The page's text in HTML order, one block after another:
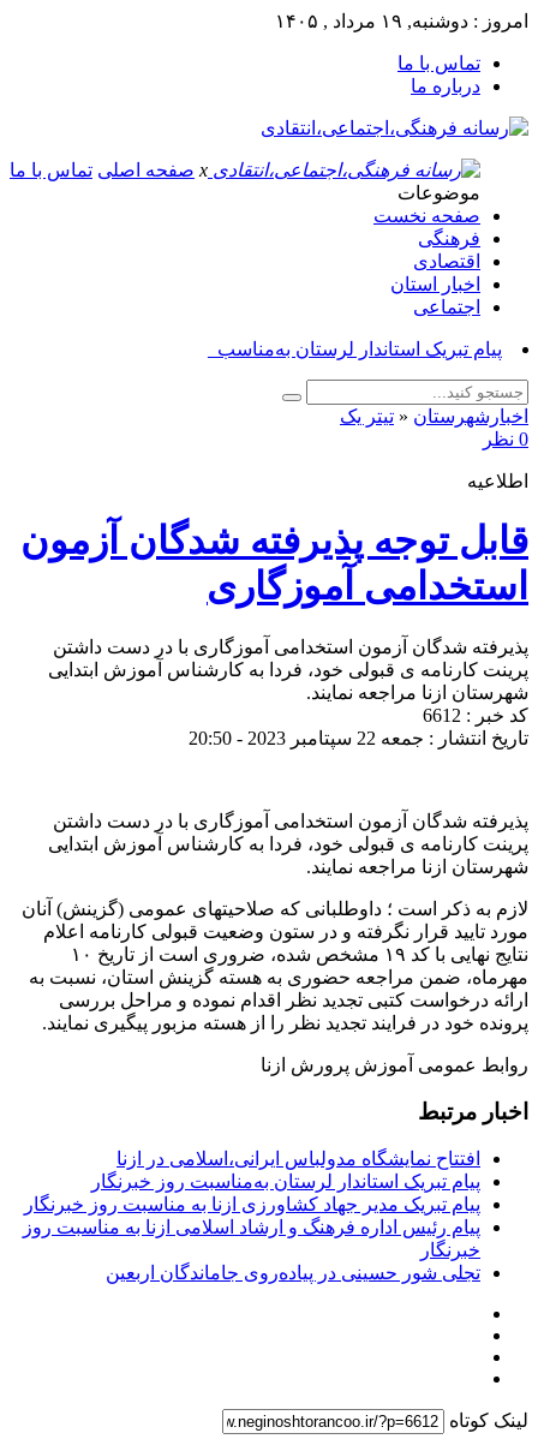
امروز : دوشنبه, ۱۹ مرداد , ۱۴۰۵
تماس با ما
درباره ما
x صفحه اصلی تماس با ما
موضوعات
صفحه نخست
فرهنگی
اقتصادی
اخبار استان
اجتماعی
پیام تبریک استاندار لرستان به‌مناسبت روز _
اخبارشهرستان « تیتر یک
0 نظر
اطلاعیه
قابل توجه پذیرفته شدگان آزمون
استخدامی آموزگاری
پذیرفته شدگان آزمون استخدامی آموزگاری با در دست داشتن
پرینت کارنامه ی قبولی خود، فردا به کارشناس آموزش ابتدایی
شهرستان ازنا مراجعه نمایند.
کد خبر : 6612
تاریخ انتشار : جمعه 22 سپتامبر 2023 - 20:50
پذیرفته شدگان آزمون استخدامی آموزگاری با در دست داشتن
پرینت کارنامه ی قبولی خود، فردا به کارشناس آموزش ابتدایی
شهرستان ازنا مراجعه نمایند.
لازم به ذکر است ؛ داوطلبانی که صلاحیتهای عمومی (گزینش) آنان
مورد تایید قرار نگرفته و در ستون وضعیت قبولی کارنامه اعلام
نتایج نهایی با کد ١٩ مشخص شده، ضروری است از تاریخ ۱۰
مهرماه، ضمن مراجعه حضوری به هسته گزینش استان، نسبت به
ارائه درخواست کتبی تجدید نظر اقدام نموده و مراحل بررسی
پرونده خود در فرایند تجدید نظر را از هسته مزبور پیگیری نمایند.
روابط عمومی آموزش پرورش ازنا
اخبار مرتبط
افتتاح نمایشگاه مدولباس ایرانی،اسلامی در ازنا
پیام تبریک استاندار لرستان به‌مناسبت روز خبرنگار
پیام تبریک مدیر جهاد کشاورزی ازنا به مناسبت روز خبرنگار
پیام رئیس اداره فرهنگ و ارشاد اسلامی ازنا به مناسبت روز
خبرنگار
تجلی شور حسینی در پیاده‌روی جاماندگان اربعین
لینک کوتاه